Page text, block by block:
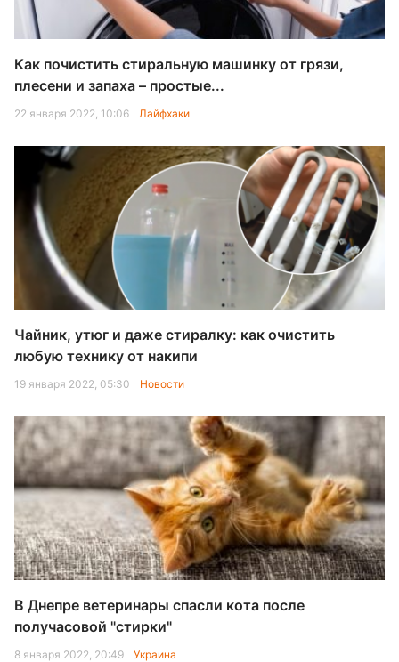
Как почистить стиральную машинку от грязи,
плесени и запаха – простые...
22 января 2022, 10:06 Лайфхаки
Чайник, утюг и даже стиралку: как очистить
любую технику от накипи
19 января 2022, 05:30 Новости
В Днепре ветеринары спасли кота после
получасовой "стирки"
8 января 2022, 20:49 Украина